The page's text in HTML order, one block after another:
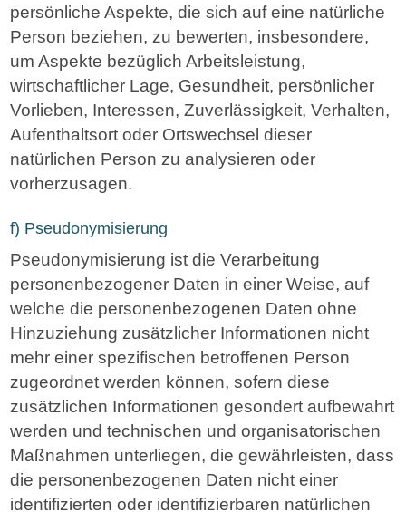
persönliche Aspekte, die sich auf eine natürliche
Person beziehen, zu bewerten, insbesondere,
um Aspekte bezüglich Arbeitsleistung,
wirtschaftlicher Lage, Gesundheit, persönlicher
Vorlieben, Interessen, Zuverlässigkeit, Verhalten,
Aufenthaltsort oder Ortswechsel dieser
natürlichen Person zu analysieren oder
vorherzusagen.
f) Pseudonymisierung
Pseudonymisierung ist die Verarbeitung
personenbezogener Daten in einer Weise, auf
welche die personenbezogenen Daten ohne
Hinzuziehung zusätzlicher Informationen nicht
mehr einer spezifischen betroffenen Person
zugeordnet werden können, sofern diese
zusätzlichen Informationen gesondert aufbewahrt
werden und technischen und organisatorischen
Maßnahmen unterliegen, die gewährleisten, dass
die personenbezogenen Daten nicht einer
identifizierten oder identifizierbaren natürlichen